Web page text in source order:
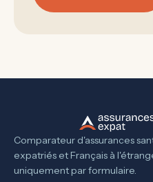
Comparateur d'assurances
expatriés et Français à
uniquement par formulaire.